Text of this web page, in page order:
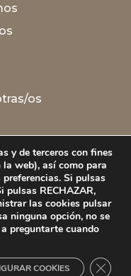
os
y de terceros con fines
web), así como para
Si pulsas
pulsas RECHAZAR,
las cookies pulsar
ninguna opción, no se
preguntarte cuando
COOKIES Cerrar